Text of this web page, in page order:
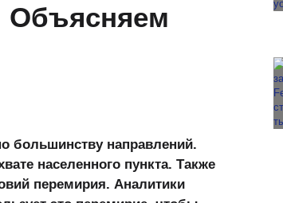
Объясняем
большинству направлений.
населенного пункта. Также
перемирия. Аналитики